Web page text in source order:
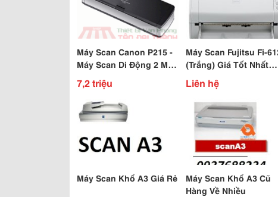
Máy Scan Canon P215 -
Máy Scan Di Động 2 Mặt
Khổ A4
7,2 triệu
Máy Scan Fujitsu Fi-
(Trắng) Giá Tốt Nhất
Vịnh Bắc Bộ
Liên hệ
Máy Scan Khổ A3 Giá Rẻ
Máy Scan Khổ A3 Cũ
Hàng Về Nhiều